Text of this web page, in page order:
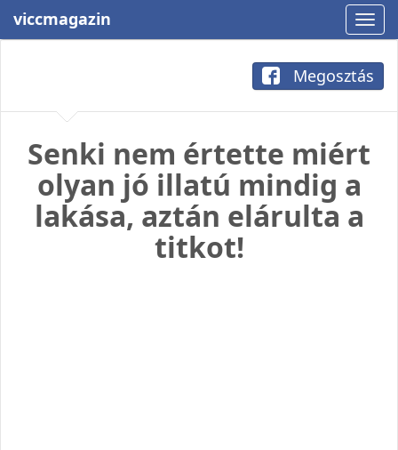
viccmagazin
Megosztás
Senki nem értette miért
olyan jó illatú mindig a
lakása, aztán elárulta a
titkot!